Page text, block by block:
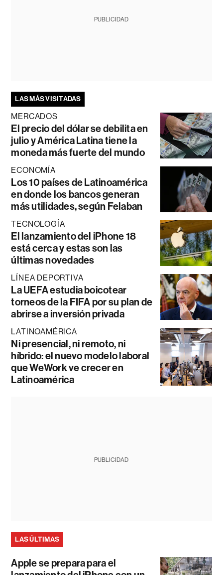
PUBLICIDAD
LAS MÁS VISITADAS
MERCADOS
El precio del dólar se debilita en
julio y América Latina tiene la
moneda más fuerte del mundo
ECONOMÍA
Los 10 países de Latinoamérica
en donde los bancos generan
más utilidades, según Felaban
TECNOLOGÍA
El lanzamiento del iPhone 18
está cerca y estas son las
últimas novedades
LÍNEA DEPORTIVA
La UEFA estudia boicotear
torneos de la FIFA por su plan de
abrirse a inversión privada
LATINOAMÉRICA
Ni presencial, ni remoto, ni
híbrido: el nuevo modelo laboral
que WeWork ve crecer en
Latinoamérica
PUBLICIDAD
LAS ÚLTIMAS
Apple se prepara para el